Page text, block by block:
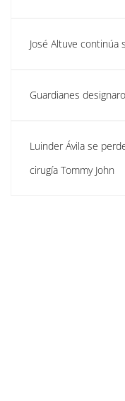
José Altuve continúa
Guardianes
Luinder Ávila se
cirugía Tommy John